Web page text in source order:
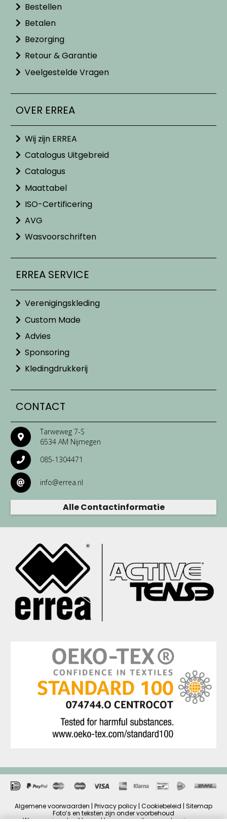
Bestellen
Betalen
Bezorging
Retour & Garantie
Veelgestelde Vragen
OVER ERREA
Wij zijn ERREA
Catalogus Uitgebreid
Catalogus
Maattabel
ISO-Certificering
AVG
Wasvoorschriften
ERREA SERVICE
Verenigingskleding
Custom Made
Advies
Sponsoring
Kledingdrukkerij
CONTACT
Tarweweg 7-S
6534 AM Nijmegen
085-1304471
info@errea.nl
Alle Contactinformatie
Algemene voorwaarden | Privacy policy | Cookiebeleid | Sitemap
Foto’s en teksten zijn onder voorbehoud
Wanneer je gebruikt maakt van onze site, accepteer je onze